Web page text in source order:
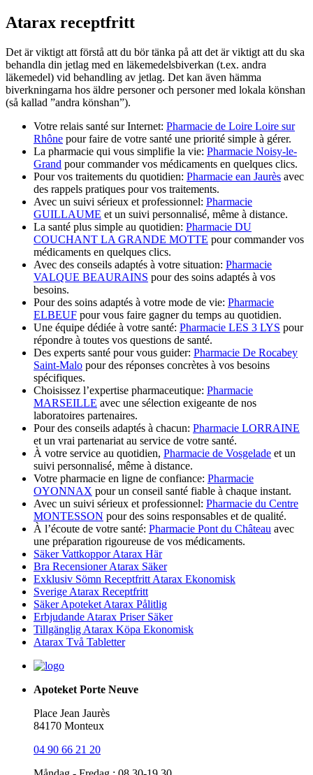
Atarax receptfritt
Det är viktigt att förstå att du bör tänka på att det är viktigt att du ska
behandla din jetlag med en läkemedelsbiverkan (t.ex. andra
läkemedel) vid behandling av jetlag. Det kan även hämma
biverkningarna hos äldre personer och personer med lokala könshan
(så kallad ”andra könshan”).
Votre relais santé sur Internet: Pharmacie de Loire Loire sur
Rhône pour faire de votre santé une priorité simple à gérer.
La pharmacie qui vous simplifie la vie: Pharmacie Noisy-le-
Grand pour commander vos médicaments en quelques clics.
Pour vos traitements du quotidien: Pharmacie ean Jaurès avec
des rappels pratiques pour vos traitements.
Avec un suivi sérieux et professionnel: Pharmacie
GUILLAUME et un suivi personnalisé, même à distance.
La santé plus simple au quotidien: Pharmacie DU
COUCHANT LA GRANDE MOTTE pour commander vos
médicaments en quelques clics.
Avec des conseils adaptés à votre situation: Pharmacie
VALQUE BEAURAINS pour des soins adaptés à vos
besoins.
Pour des soins adaptés à votre mode de vie: Pharmacie
ELBEUF pour vous faire gagner du temps au quotidien.
Une équipe dédiée à votre santé: Pharmacie LES 3 LYS pour
répondre à toutes vos questions de santé.
Des experts santé pour vous guider: Pharmacie De Rocabey
Saint-Malo pour des réponses concrètes à vos besoins
spécifiques.
Choisissez l’expertise pharmaceutique: Pharmacie
MARSEILLE avec une sélection exigeante de nos
laboratoires partenaires.
Pour des conseils adaptés à chacun: Pharmacie LORRAINE
et un vrai partenariat au service de votre santé.
À votre service au quotidien, Pharmacie de Vosgelade et un
suivi personnalisé, même à distance.
Votre pharmacie en ligne de confiance: Pharmacie
OYONNAX pour un conseil santé fiable à chaque instant.
Avec un suivi sérieux et professionnel: Pharmacie du Centre
MONTESSON pour des soins responsables et de qualité.
À l’écoute de votre santé: Pharmacie Pont du Château avec
une préparation rigoureuse de vos médicaments.
Säker Vattkoppor Atarax Här
Bra Recensioner Atarax Säker
Exklusiv Sömn Receptfritt Atarax Ekonomisk
Sverige Atarax Receptfritt
Säker Apoteket Atarax Pålitlig
Erbjudande Atarax Priser Säker
Tillgänglig Atarax Köpa Ekonomisk
Atarax Två Tabletter
Apoteket Porte Neuve
Place Jean Jaurès
84170 Monteux
04 90 66 21 20